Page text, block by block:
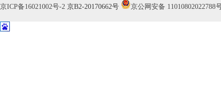
京ICP备16021002号-2 京B2-20170662号 京公网安备 11010802022788